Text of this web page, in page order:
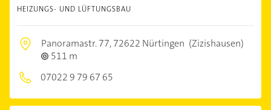
HEIZUNGS- UND LÜFTUNGSBAU
Panoramastr. 77,72622 Nürtingen (Zizishausen)
511 m
07022 9 79 67 65